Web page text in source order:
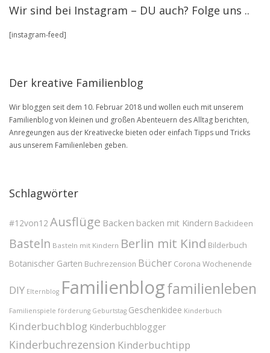
in
BLOG
Wir sind bei Instagram – DU auch? Folge uns ..
[instagram-feed]
Der kreative Familienblog
Wir bloggen seit dem 10. Februar 2018 und wollen euch mit unserem
Familienblog von kleinen und großen Abenteuern des Alltag berichten,
Anregeungen aus der Kreativecke bieten oder einfach Tipps und Tricks
aus unserem Familienleben geben.
Schlagwörter
#12von12 Ausflüge Backen backen mit Kindern Backideen
Basteln Basteln mit Kindern Berlin mit Kind Bilderbuch
Botanischer Garten Buchrezension Bücher Corona Wochenende
DIY Elternblog Familienblogfamilienleben
Familienspiele förderung Geburtstag Geschenkidee Kinderbuch
Kinderbuchblog Kinderbuchblogger
Kinderbuchrezension Kinderbuchtipp